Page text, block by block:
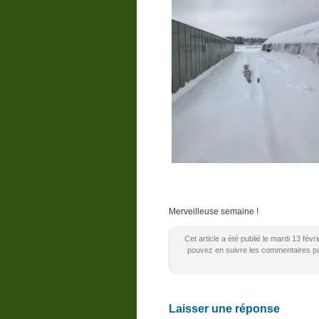
Merveilleuse semaine !
Cet article a été publié le mardi 13
pouvez en suivre les commentaires
Laisser une réponse